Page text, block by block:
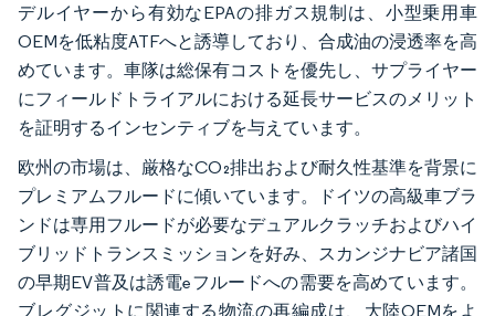
デルイヤーから有効なEPAの排ガス規制は、小型乗用車
OEMを低粘度ATFへと誘導しており、合成油の浸透率を高
めています。車隊は総保有コストを優先し、サプライヤー
にフィールドトライアルにおける延長サービスのメリット
を証明するインセンティブを与えています。
欧州の市場は、厳格なCO₂排出および耐久性基準を背景に
プレミアムフルードに傾いています。ドイツの高級車ブラ
ンドは専用フルードが必要なデュアルクラッチおよびハイ
ブリッドトランスミッションを好み、スカンジナビア諸国
の早期EV普及は誘電eフルードへの需要を高めています。
ブレグジットに関連する物流の再編成は、大陸OEMをよ